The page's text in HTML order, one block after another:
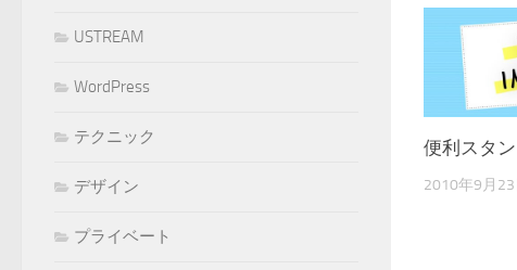
便利スタ
2010年9月23
USTREAM
WordPress
テクニック
デザイン
プライベート